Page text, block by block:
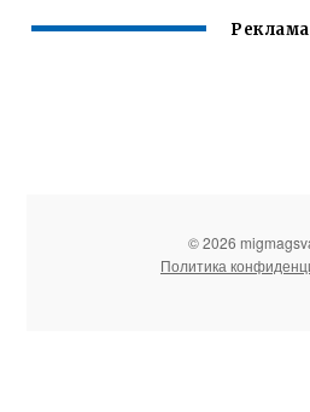
Реклама
© 2026
Политика